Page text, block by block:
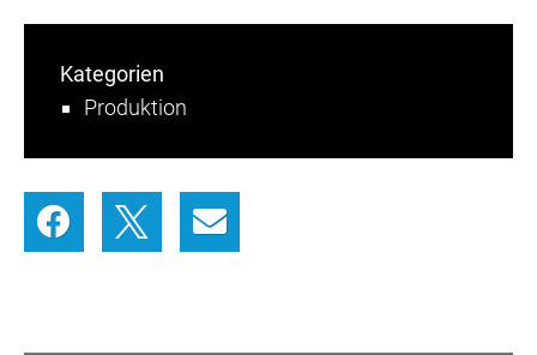
Kategorien
Produktion